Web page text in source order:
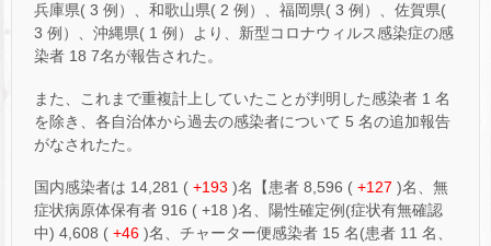
兵庫県( 3 例）、和歌山県( 2 例）、福岡県( 3 例）、佐賀県(
3 例）、沖縄県( 1 例）より、新型コロナウィルス感染症の感
染者 18 7名が報告された。
また、これまで重複計上していたことが判明した感染者 1 名
を除き、各自治体から過去の感染者について 5 名の追加報告
がなされたた。
国内感染者は 14,281 ( +193 )名【患者 8,596 ( +127 )名、無
症状病原体保有者 916 ( +18 )名、陽性確定例(症状有無確認
中) 4,608 ( +46 )名、チャーター便感染者 15 名(患者 11 名、